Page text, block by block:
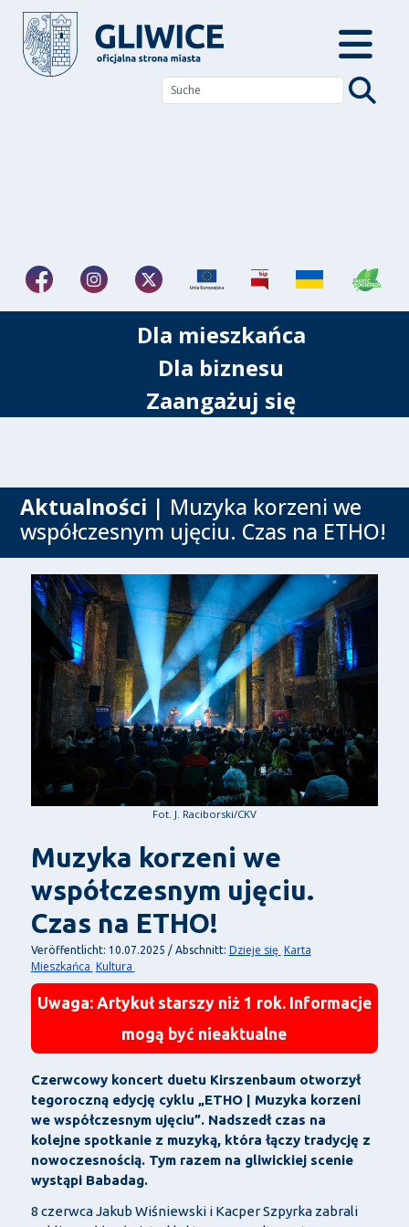
Dla mieszkańca
Dla biznesu
Zaangażuj się
Aktualności | Muzyka korzeni we
współczesnym ujęciu. Czas na ETHO!
Fot. J. Raciborski/CKV
Muzyka korzeni we
współczesnym ujęciu.
Czas na ETHO!
Veröffentlicht: 10.07.2025 / Abschnitt: Dzieje się Karta
Mieszkańca Kultura
Uwaga: Artykuł starszy niż 1 rok. Informacje
mogą być nieaktualne
Czerwcowy koncert duetu Kirszenbaum otworzył
tegoroczną edycję cyklu „ETHO | Muzyka korzeni
we współczesnym ujęciu”. Nadszedł czas na
kolejne spotkanie z muzyką, która łączy tradycję z
nowoczesnością. Tym razem na gliwickiej scenie
wystąpi Babadag.
8 czerwca Jakub Wiśniewski i Kacper Szpyrka zabrali